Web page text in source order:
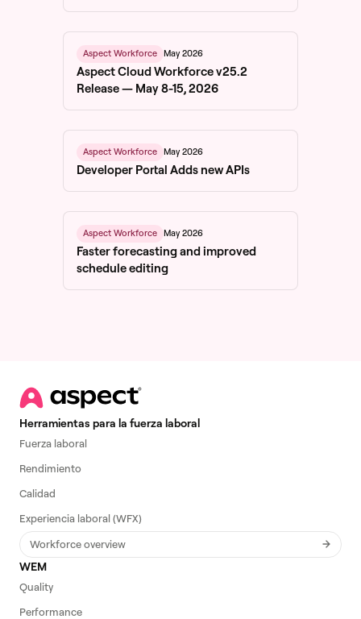
Aspect Workforce May 2026
Aspect Cloud Workforce v25.2
Release — May 8-15, 2026
Aspect Workforce May 2026
Developer Portal Adds new APIs
Aspect Workforce May 2026
Faster forecasting and improved
schedule editing
Herramientas para la fuerza laboral
Fuerza laboral
Rendimiento
Calidad
Experiencia laboral (WFX)
Workforce overview
WEM
Quality
Performance